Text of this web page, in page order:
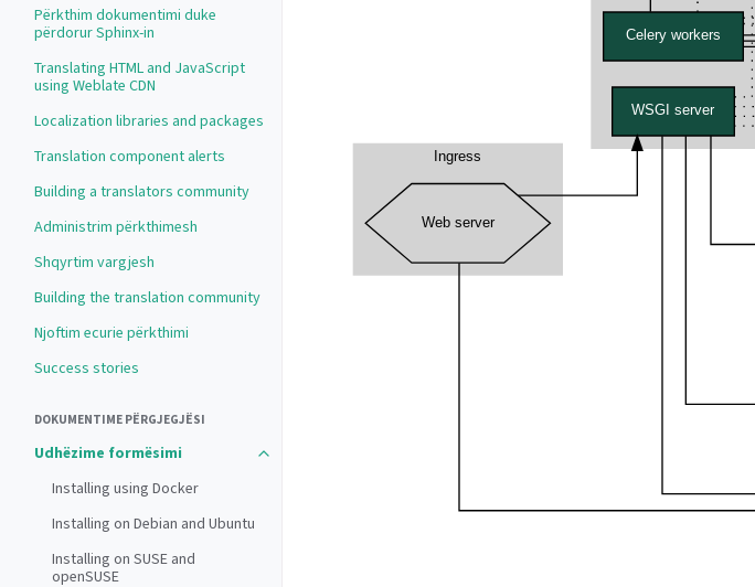
Përkthim dokumentimi duke
përdorur Sphinx-in
Translating HTML and JavaScript
using Weblate CDN
Localization libraries and packages
Translation component alerts
Building a translators community
Administrim përkthimesh
Shqyrtim vargjesh
Building the translation community
Njoftim ecurie përkthimi
Success stories
DOKUMENTIME PËRGJEGJËSI
Udhëzime formësimi
Installing using Docker
Installing on Debian and Ubuntu
Installing on SUSE and
openSUSE